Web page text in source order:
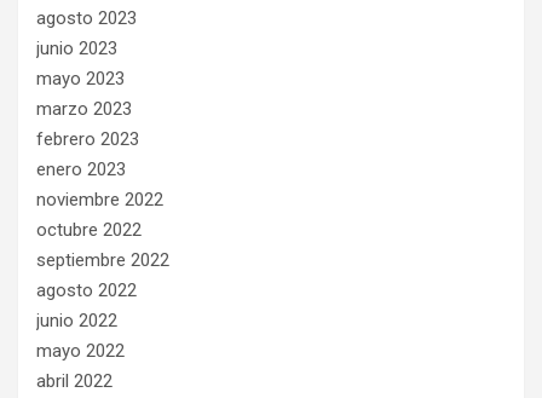
agosto 2023
junio 2023
mayo 2023
marzo 2023
febrero 2023
enero 2023
noviembre 2022
octubre 2022
septiembre 2022
agosto 2022
junio 2022
mayo 2022
abril 2022